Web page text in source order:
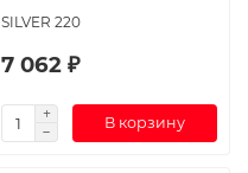
SILVER 220
7 062 ₽
В корзину